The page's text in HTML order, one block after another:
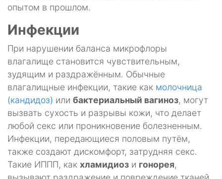
опытом в прошлом.
Инфекции
При нарушении баланса микрофлоры
влагалище становится чувствительным,
зудящим и раздражённым. Обычные
влагалищные инфекции, такие как молочница
(кандидоз) или бактериальный вагиноз, могут
вызвать сухость и разрывы кожи, что делает
любой секс или проникновение болезненным.
Инфекции, передающиеся половым путём,
также создают дискомфорт, затрудняя секс.
Такие ИППП, как хламидиоз и гонорея,